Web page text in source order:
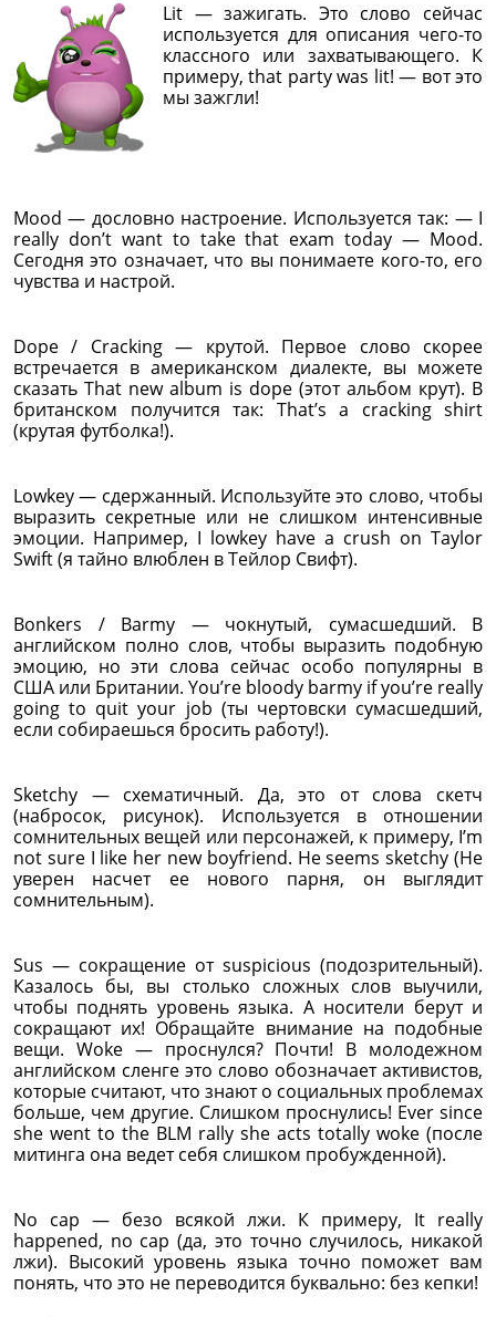
Lit — зажигать. Это слово сейчас
используется для описания чего-то
классного или захватывающего. К
примеру, that party was lit! — вот это
мы зажгли!
Mood — дословно настроение. Используется так: — I
really don’t want to take that exam today — Mood.
Сегодня это означает, что вы понимаете кого-то, его
чувства и настрой.
Dope / Cracking — крутой. Первое слово скорее
встречается в американском диалекте, вы можете
сказать That new album is dope (этот альбом крут). В
британском получится так: That’s a cracking shirt
(крутая футболка!).
Lowkey — сдержанный. Используйте это слово, чтобы
выразить секретные или не слишком интенсивные
эмоции. Например, I lowkey have a crush on Taylor
Swift (я тайно влюблен в Тейлор Свифт).
Bonkers / Barmy — чокнутый, сумасшедший. В
английском полно слов, чтобы выразить подобную
эмоцию, но эти слова сейчас особо популярны в
США или Британии. You’re bloody barmy if you’re really
going to quit your job (ты чертовски сумасшедший,
если собираешься бросить работу!).
Sketchy — схематичный. Да, это от слова скетч
(набросок, рисунок). Используется в отношении
сомнительных вещей или персонажей, к примеру, I’m
not sure I like her new boyfriend. He seems sketchy (Не
уверен насчет ее нового парня, он выглядит
сомнительным).
Sus — сокращение от suspicious (подозрительный).
Казалось бы, вы столько сложных слов выучили,
чтобы поднять уровень языка. А носители берут и
сокращают их! Обращайте внимание на подобные
вещи. Woke — проснулся? Почти! В молодежном
английском сленге это слово обозначает активистов,
которые считают, что знают о социальных проблемах
больше, чем другие. Слишком проснулись! Ever since
she went to the BLM rally she acts totally woke (после
митинга она ведет себя слишком пробужденной).
No cap — безо всякой лжи. К примеру, It really
happened, no cap (да, это точно случилось, никакой
лжи). Высокий уровень языка точно поможет вам
понять, что это не переводится буквально: без кепки!